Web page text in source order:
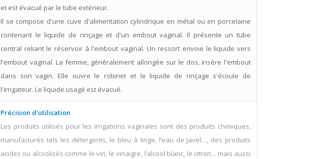
et est évacué par le tube extérieur.
Il se compose d'une cuve d'alimentation cylindrique en métal ou en porcelaine
contenant le liquide de rinçage et d'un embout vaginal. Il présente un tube
central reliant le réservoir à l'embout vaginal. Un ressort envoie le liquide vers
l'embout vaginal. La femme, généralement allongée sur le dos, insère l'embout
dans son vagin. Elle ouvre le robinet et le liquide de rinçage s'écoule de
l'irrigateur. Le liquide usagé est évacué.
Précision d'utilisation
Les produits utilisés pour les irrigations vaginales sont des produits chimiques,
manufacturés tels les détergents, le bleu à linge, l’eau de Javel…, des produits
acides ou alcoolisés comme le vin, le vinaigre, l’alcool blanc, le citron... mais aussi